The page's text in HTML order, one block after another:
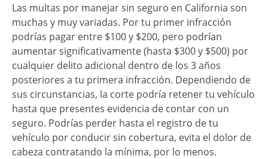
Las multas por manejar sin seguro en California son
muchas y muy variadas. Por tu primer infracción
podrías pagar entre $100 y $200, pero podrían
aumentar significativamente (hasta $300 y $500) por
cualquier delito adicional dentro de los 3 años
posteriores a tu primera infracción. Dependiendo de
sus circunstancias, la corte podría retener tu vehículo
hasta que presentes evidencia de contar con un
seguro. Podrías perder hasta el registro de tu
vehículo por conducir sin cobertura, evita el dolor de
cabeza contratando la mínima, por lo menos.